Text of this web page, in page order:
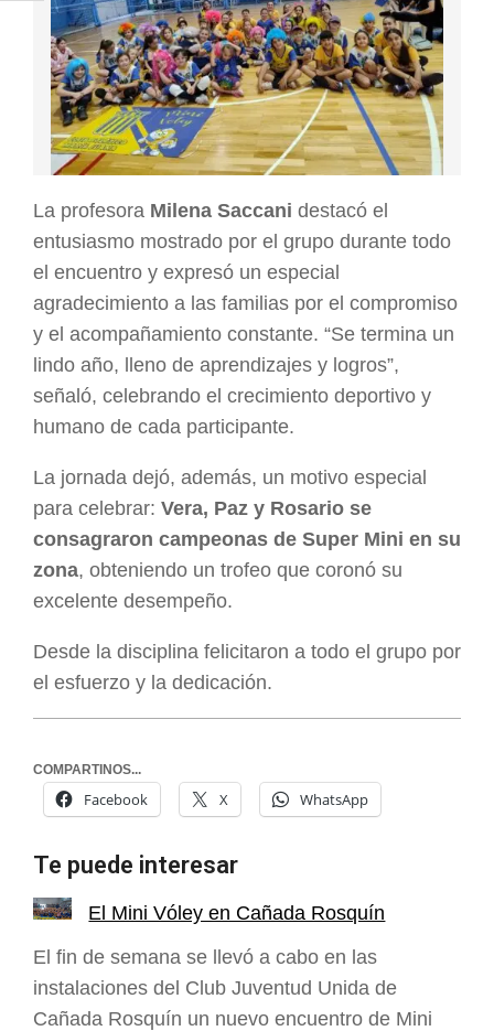
La profesora Milena Saccani destacó el
entusiasmo mostrado por el grupo durante todo
el encuentro y expresó un especial
agradecimiento a las familias por el compromiso
y el acompañamiento constante. “Se termina un
lindo año, lleno de aprendizajes y logros”,
señaló, celebrando el crecimiento deportivo y
humano de cada participante.
La jornada dejó, además, un motivo especial
para celebrar: Vera, Paz y Rosario se
consagraron campeonas de Super Mini en su
zona, obteniendo un trofeo que coronó su
excelente desempeño.
Desde la disciplina felicitaron a todo el grupo por
el esfuerzo y la dedicación.
COMPARTINOS...
Facebook X WhatsApp
Te puede interesar
El Mini Vóley en Cañada Rosquín
El fin de semana se llevó a cabo en las
instalaciones del Club Juventud Unida de
Cañada Rosquín un nuevo encuentro de Mini